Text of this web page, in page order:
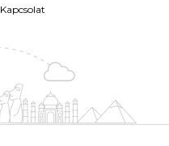
Kapcsolat